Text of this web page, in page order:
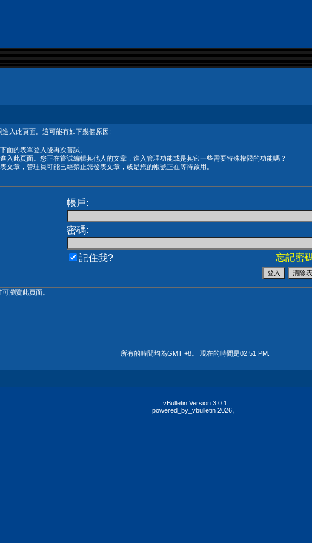
入此頁面。這可能有如下幾個原因:
面的表單登入後再次嘗試。
入此頁面。您正在嘗試編輯其他人的文章，進入管理功能或是其它一些需要特殊權限的功能嗎？
文章，管理員可能已經禁止您發表文章，或是您的帳號正在等待啟用。
帳戶:
密碼:
忘記密
記住我?
可瀏覽此頁面。
所有的時間均為GMT +8。 現在的時間是02:51 PM
vBulletin Version 3.0.1
powered_by_vbulletin 2026。